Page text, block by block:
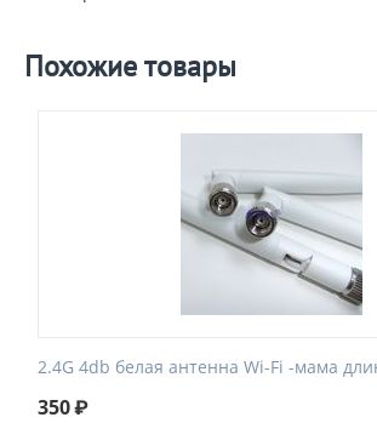
Похожие товары
2.4G 4db белая антенна Wi-Fi -мама
350₽